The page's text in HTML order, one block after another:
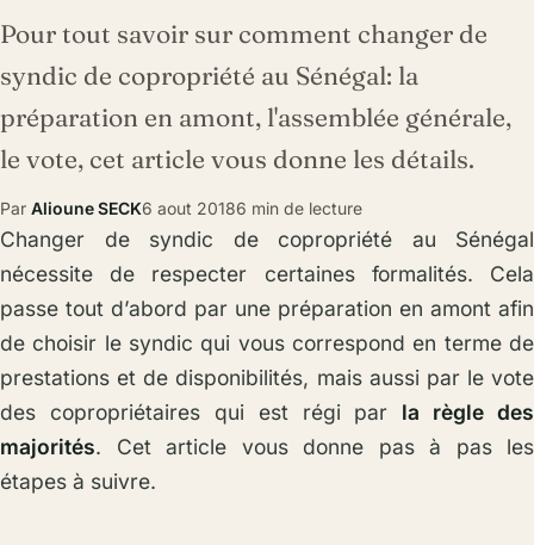
Pour tout savoir sur comment changer de
syndic de copropriété au Sénégal: la
préparation en amont, l'assemblée générale,
le vote, cet article vous donne les détails.
Par Alioune SECK6 aout 20186 min de lecture
Changer de syndic de copropriété au Sénégal
nécessite de respecter certaines formalités. Cela
passe tout d’abord par une préparation en amont afin
de choisir le syndic qui vous correspond en terme de
prestations et de disponibilités, mais aussi par le vote
des copropriétaires qui est régi par la règle des
majorités. Cet article vous donne pas à pas les
étapes à suivre.